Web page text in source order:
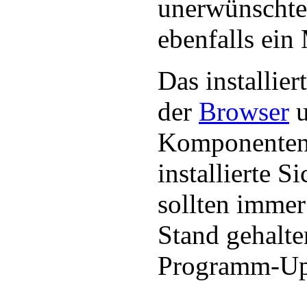
ebenfalls ein
Das
der Browser
installierte
sollten
Stand
Programm-